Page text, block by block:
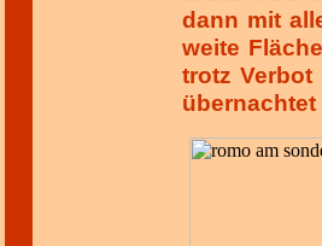
dann mit
weite
trotz